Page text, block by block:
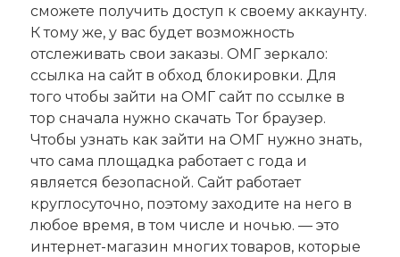
сможете получить доступ к своему аккаунту.
К тому же, у вас будет возможность
отслеживать свои заказы. ОМГ зеркало:
ссылка на сайт в обход блокировки. Для
того чтобы зайти на ОМГ сайт по ссылке в
тор сначала нужно скачать Tor браузер.
Чтобы узнать как зайти на ОМГ нужно знать,
что сама площадка работает с года и
является безопасной. Сайт работает
круглосуточно, поэтому заходите на него в
любое время, в том числе и ночью. — это
интернет-магазин многих товаров, которые